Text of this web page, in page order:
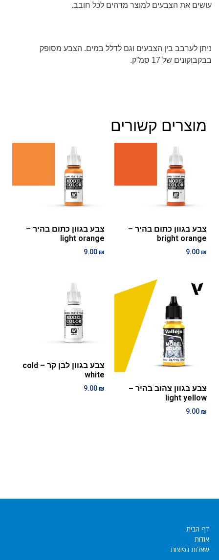
עושים את הצבעים למוצר מדהים לכל חובב.
ניתן לערבב בין הצבעים וגם לדלל במים. הצבע מסופק
בבקבוקונים של 17 סמ”ק.
מוצרים קשורים
צבע בגוון כתום בהיר –
bright orange
9.00₪
צבע בגוון כתום בהיר –
light orange
9.00₪
צבע בגוון צהוב בהיר –
light yellow
9.00₪
צבע בגוון לבן קר – cold
white
9.00₪
דף הבית
אודות
שאלות נפוצות